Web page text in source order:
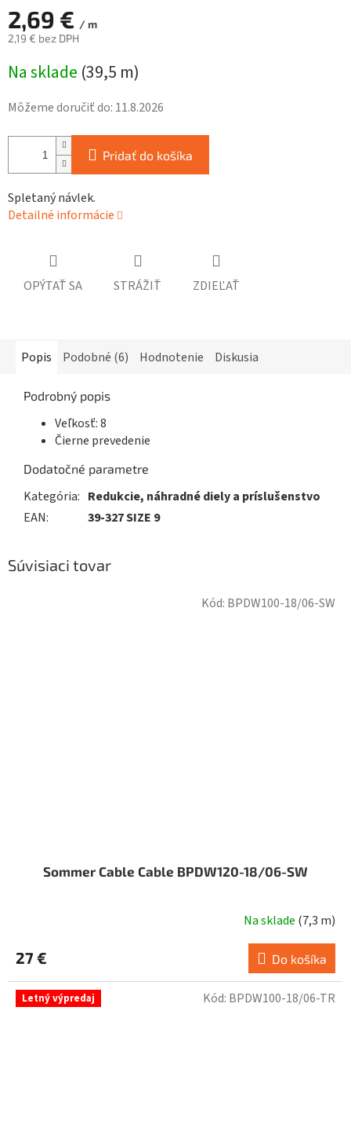
2,69 € / m
2,19 € bez DPH
cena:
Na sklade (39,5 m)
Môžeme doručiť do: 11.8.2026
Pridať do košíka
Spletaný návlek.
Detailné informácie
OPÝTAŤ SA STRÁŽIŤ ZDIEĽAŤ
Popis Podobné (6) Hodnotenie Diskusia
Podrobný popis
Veľkosť: 8
Čierne prevedenie
Dodatočné parametre
Kategória: Redukcie, náhradné diely a príslušenstvo
EAN: 39-327 SIZE 9
Súvisiaci tovar
Sommer Cable Cable BPDW120-18/06-SW
Na sklade (7,3 m)
27 € Do košíka
Kód: BPDW100-18/06-SW
Letný výpredaj Kód: BPDW100-18/06-TR